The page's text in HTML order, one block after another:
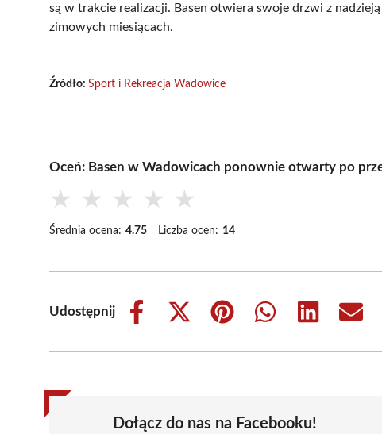
są w trakcie realizacji. Basen otwiera swoje drzwi z
zimowych miesiącach.
Źródło: Sport i Rekreacja Wadowice
Oceń: Basen w Wadowicach ponownie otwarty po
★ ★ ★ ★ ★
Średnia ocena: 4.75 Liczba ocen: 14
Udostępnij
Share
Share
(Twitter)
Share
Share
Share
Share
Dołącz do nas na Facebooku!